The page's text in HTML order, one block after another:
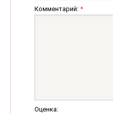
Комментарий: *
Оценка: